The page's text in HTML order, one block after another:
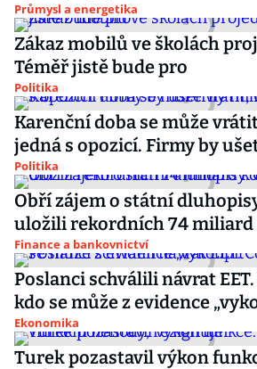
Průmysl a energetika
Zákaz mobilů ve školách
Téměř jistě bude pro
Politika
Karenční doba se může
jedná s opozicí. Firmy by
Politika
Obří zájem o státní
uložili rekordních 74
Finance a bankovnictví
Poslanci schválili návrat
kdo se může z evidence
Ekonomika
Turek pozastavil výkon